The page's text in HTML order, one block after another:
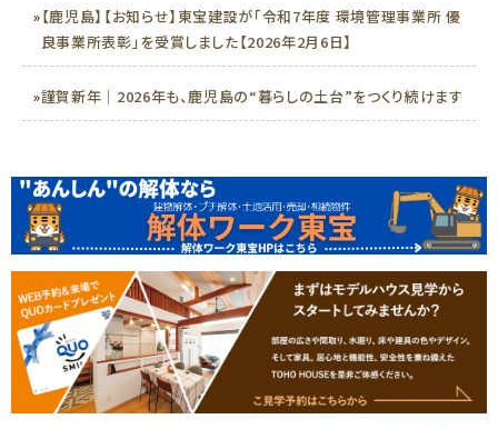
»【鹿児島】【お知らせ】東宝建設が「令和7年度 環境管理事業所 優
良事業所表彰」を受賞しました【2026年2月6日】
»謹賀新年｜2026年も、鹿児島の“暮らしの土台”をつくり続けます